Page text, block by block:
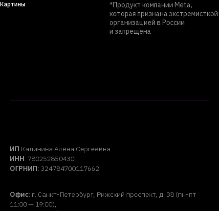
Картины
*Продукт компании Meta,
которая признана экстремисткой
организацией в России
и запрещена
ИП Калинина Алёна Сергеевна
ИНН: 780252850430
ОГРНИП: 324784700117662
Офис: г. Санкт-Петербург, Рижский проспект, д. 38 (пн-пт
11:00 — 19:00),